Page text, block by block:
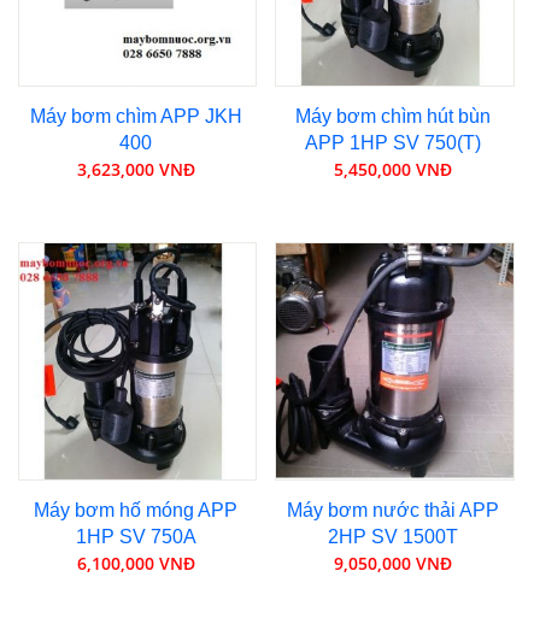
Máy bơm chìm APP JKH
400
3,623,000 VNĐ
Máy bơm chìm hút bùn
APP 1HP SV 750(T)
5,450,000 VNĐ
Máy bơm hố móng APP
1HP SV 750A
6,100,000 VNĐ
Máy bơm nước thải APP
2HP SV 1500T
9,050,000 VNĐ